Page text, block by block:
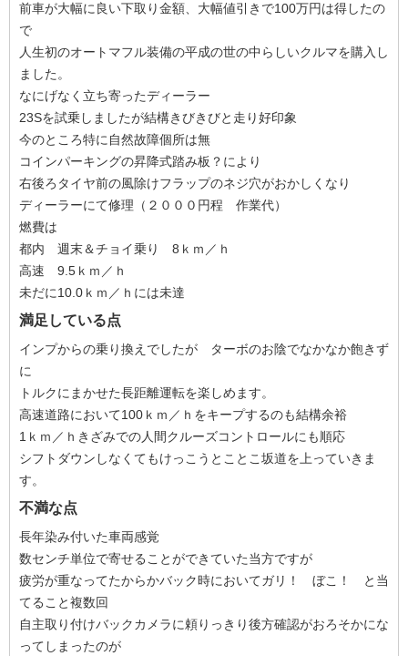
前車が大幅に良い下取り金額、大幅値引きで100万円は得したの
で
人生初のオートマフル装備の平成の世の中らしいクルマを購入し
ました。
なにげなく立ち寄ったディーラー
23Sを試乗しましたが結構きびきびと走り好印象
今のところ特に自然故障個所は無
コインパーキングの昇降式踏み板？により
右後ろタイヤ前の風除けフラップのネジ穴がおかしくなり
ディーラーにて修理（２０００円程 作業代）
燃費は
都内 週末＆チョイ乗り 8ｋｍ／ｈ
高速 9.5ｋｍ／ｈ
未だに10.0ｋｍ／ｈには未達
満足している点
インプからの乗り換えでしたが ターボのお陰でなかなか飽きず
に
トルクにまかせた長距離運転を楽しめます。
高速道路において100ｋｍ／ｈをキープするのも結構余裕
1ｋｍ／ｈきざみでの人間クルーズコントロールにも順応
シフトダウンしなくてもけっこうとことこ坂道を上っていきま
す。
不満な点
長年染み付いた車両感覚
数センチ単位で寄せることができていた当方ですが
疲労が重なってたからかバック時においてガリ！ ぼこ！ と当
てること複数回
自主取り付けバックカメラに頼りっきり後方確認がおろそかにな
ってしまったのが